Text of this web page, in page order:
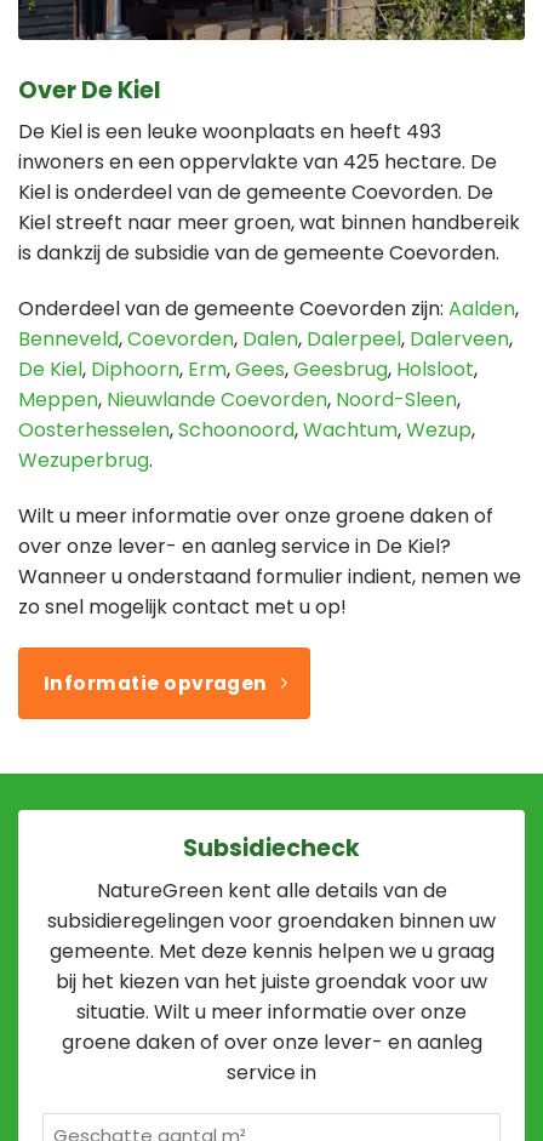
Over De Kiel
De Kiel is een leuke woonplaats en heeft 493
inwoners en een oppervlakte van 425 hectare. De
Kiel is onderdeel van de gemeente Coevorden. De
Kiel streeft naar meer groen, wat binnen handbereik
is dankzij de subsidie van de gemeente Coevorden.
Onderdeel van de gemeente Coevorden zijn: Aalden,
Benneveld,Coevorden, Dalen, Dalerpeel, Dalerveen,
De Kiel, Diphoorn, Erm,Gees,Geesbrug, Holsloot,
Meppen, Nieuwlande Coevorden, Noord-Sleen,
Oosterhesselen,Schoonoord,Wachtum,Wezup,
Wezuperbrug.
Wilt u meer informatie over onze groene daken of
over onze lever- en aanleg service in De Kiel?
Wanneer u onderstaand formulier indient, nemen we
zo snel mogelijk contact met u op!
Informatie opvragen
Subsidiecheck
NatureGreen kent alle details van de
subsidieregelingen voor groendaken binnen uw
gemeente. Met deze kennis helpen we u graag
bij het kiezen van het juiste groendak voor uw
situatie. Wilt u meer informatie over onze
groene daken of over onze lever- en aanleg
service in